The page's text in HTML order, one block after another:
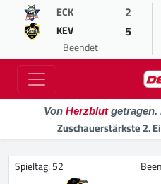
ECK 2
KEV 5
Beendet
Von Herzblutgetragen.
Zuschauerstärkste 2.
Spieltag: 52